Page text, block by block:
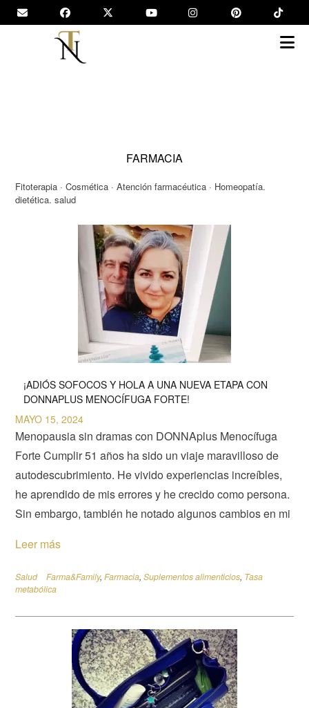
Saltar
FARMACIA
Fitoterapia · Cosmética · Atención farmacéutica · Homeopatía.
dietética. salud
¡ADIÓS SOFOCOS Y HOLA A UNA NUEVA ETAPA CON
DONNAPLUS MENOCÍFUGA FORTE!
MAYO 15, 2024
Menopausia sin dramas con DONNAplus Menocífuga
Forte Cumplir 51 años ha sido un viaje maravilloso de
autodescubrimiento. He vivido experiencias increíbles,
he aprendido de mis errores y he crecido como persona.
Sin embargo, también he notado algunos cambios en mi
Leer más
Salud Farma&Family, Farmacia, Suplementos alimenticios, Tasa
metabólica